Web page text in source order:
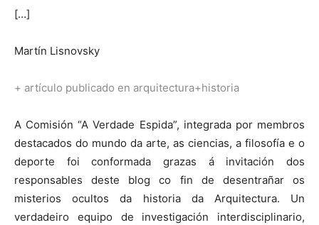
[…]
Martín Lisnovsky
+ artículo publicado en arquitectura+historia
A Comisión “A Verdade Espida”, integrada por membros
destacados do mundo da arte, as ciencias, a filosofía e o
deporte foi conformada grazas á invitación dos
responsables deste blog co fin de desentrañar os
misterios ocultos da historia da Arquitectura. Un
verdadeiro equipo de investigación interdisciplinario,